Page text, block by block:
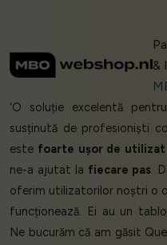
&
‘O soluție excelentă
susținută de profesioniști
este foarte ușor de utilizat
ne-a ajutat la fiecare pas.
oferim utilizatorilor noștri o
funcționează. Ei au un
Ne bucurăm că am găsit